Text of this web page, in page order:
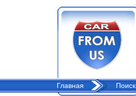
Главная Поиск